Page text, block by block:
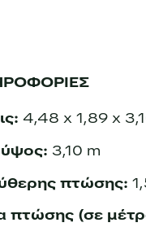
4,48 x 1,89 x
ύψος: 3,10 m
πτώσης:
πτώσης (σε